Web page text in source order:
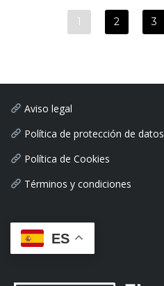
1 2 3
Aviso legal
Política de protección de datos
Política de Cookies
Términos y condiciones
ES